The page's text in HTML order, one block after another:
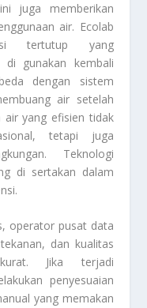
juga memberikan
air. Ecolab
tertutup yang
di gunakan kembali
dengan sistem
air setelah
air yang efisien tidak
tetapi juga
Teknologi
di sertakan dalam
operator pusat data
dan kualitas
Jika terjadi
penyesuaian
yang memakan